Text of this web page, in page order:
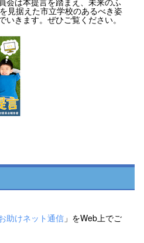
見据えた市立学校のあるべき姿
いきます。ぜひご覧ください。
助けネット通信 」をWeb上でご